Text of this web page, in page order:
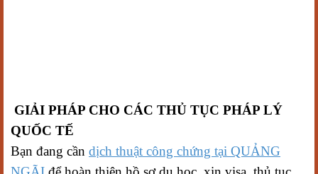
GIẢI PHÁP CHO CÁC THỦ TỤC PHÁP LÝ
QUỐC TẾ
Bạn đang cần dịch thuật công chứng tại QUẢNG